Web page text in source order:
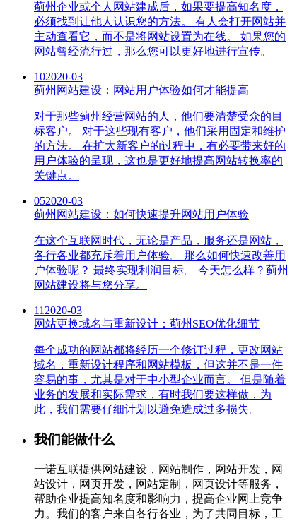
蓟州企业或个人网站建成后，如果要提高知名度，
必须找到让他人认识您的方法。 有人会打开网站并
主动查看它，而不是将网站设置为在线。 如果您的
网站曾经流行过，那么您可以更好地进行宣传。
102020-03
蓟州网站建设：网站用户体验如何才能提高
对于那些蓟州经营网站的人，他们要清楚受众的目
标客户。 对于这些现有客户，他们采用固定和维护
的方法。 在扩大新客户的过程中，有必要带来好的
用户体验的呈现，这也是更好地提高网站转换率的
关键点。
052020-03
蓟州网站建设：如何快速提升网站用户体验
在这个互联网时代，无论是产品，服务还是网站，
各行各业都充斥着用户体验。 那么如何快速改善用
户体验呢？ 最终实现利润目标。 今天怎么样？蓟州
网站建设将与您分享。
11 2020-03
网站更换域名与重新设计：蓟州SEO优化细节
每个成功的网站都将经历一个修订过程，更改网站
域名，重新设计程序和网站模板，但这并不是一件
容易的事，尤其是对于中小型企业而言。 但是随着
业务的发展和实际需求，有时我们要这样做，为
此，我们需要仔细计划以避免造成过多损失。
我们能做什么
一诺互联提供网站建设，网站制作，网站开发，网
站设计，网页开发，网站定制，网页设计等服务，
帮助企业提高知名度和影响力，提高企业网上竞争
力。我们的客户来自各行各业，为了共同目标，工